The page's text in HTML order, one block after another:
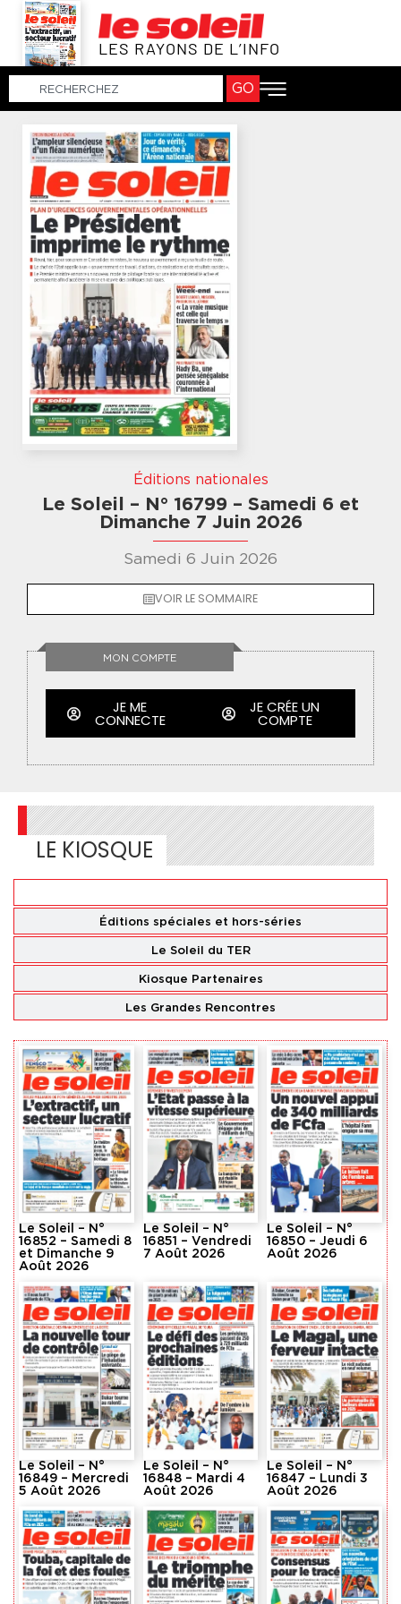
LES RAYONS DE L’INFO
GO
Éditions nationales
Le Soleil – N° 16799 – Samedi 6 et
Dimanche 7 Juin 2026
Samedi 6 Juin 2026
VOIR LE SOMMAIRE
MON COMPTE
JE ME
CONNECTE
JE CRÉE UN
COMPTE
LE KIOSQUE
Éditions spéciales et hors-séries
Le Soleil du TER
Kiosque Partenaires
Les Grandes Rencontres
Le Soleil – N°
16852 – Samedi 8
et Dimanche 9
Août 2026
Le Soleil – N°
16851 – Vendredi
7 Août 2026
Le Soleil – N°
16850 – Jeudi 6
Août 2026
Le Soleil – N°
16849 – Mercredi
5 Août 2026
Le Soleil – N°
16848 – Mardi 4
Août 2026
Le Soleil – N°
16847 – Lundi 3
Août 2026